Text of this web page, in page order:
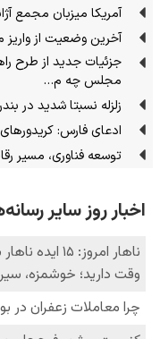
آمریکا میزبان مجمع
آخرین وضعیت از
مجلس چه م…
زلزله نسبتا شدید در
ادعای فارس:
توسعه فناوری، مسیر